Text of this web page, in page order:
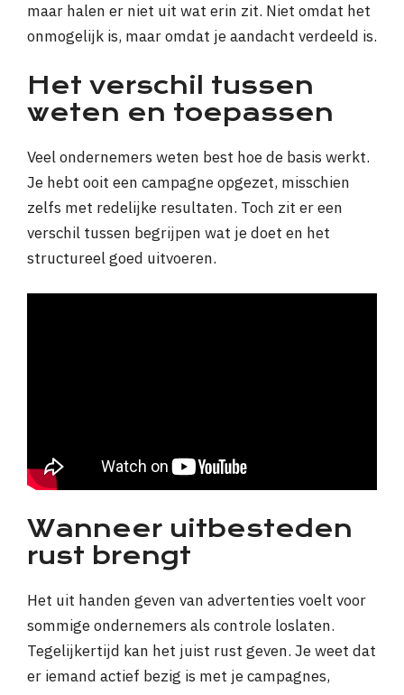
maar halen er niet uit wat erin zit. Niet omdat het
onmogelijk is, maar omdat je aandacht verdeeld is.
Het verschil tussen
weten en toepassen
Veel ondernemers weten best hoe de basis werkt.
Je hebt ooit een campagne opgezet, misschien
zelfs met redelijke resultaten. Toch zit er een
verschil tussen begrijpen wat je doet en het
structureel goed uitvoeren.
Wanneer uitbesteden
rust brengt
Het uit handen geven van advertenties voelt voor
sommige ondernemers als controle loslaten.
Tegelijkertijd kan het juist rust geven. Je weet dat
er iemand actief bezig is met je campagnes,